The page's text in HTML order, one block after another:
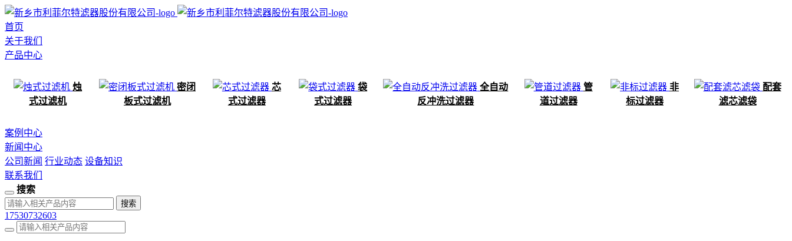
首页
关于我们
产品中心
烛
式过滤机
密闭
板式过滤机
芯
式过滤器
袋
式过滤器
全自动
反冲洗过滤器
管
道过滤器
非
标过滤器
配套
滤芯滤袋
案例中心
新闻中心
公司新闻 行业动态 设备知识
联系我们
搜索
17530732603